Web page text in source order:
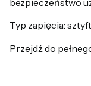
Typ zapięcia: sztyft.
Przejdź do